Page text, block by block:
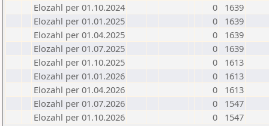
Elozahl per 01.10.2024
0
1639
Elozahl per 01.01.2025
0
1639
Elozahl per 01.04.2025
0
1639
Elozahl per 01.07.2025
0
1639
Elozahl per 01.10.2025
0
1613
Elozahl per 01.01.2026
0
1613
Elozahl per 01.04.2026
0
1613
Elozahl per 01.07.2026
0
1547
Elozahl per 01.10.2026
0 1547